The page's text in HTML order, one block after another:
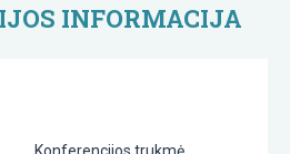
INFORMACIJA
Konferencijos trukmė